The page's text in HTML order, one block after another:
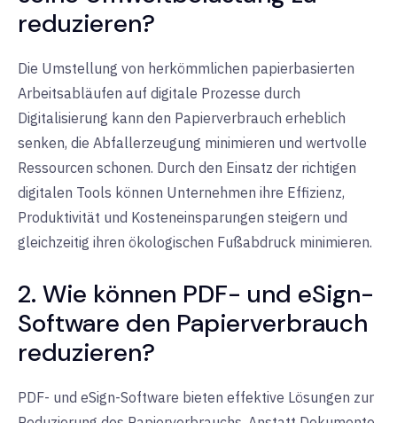
reduzieren?
Die Umstellung von herkömmlichen papierbasierten
Arbeitsabläufen auf digitale Prozesse durch
Digitalisierung kann den Papierverbrauch erheblich
senken, die Abfallerzeugung minimieren und wertvolle
Ressourcen schonen. Durch den Einsatz der richtigen
digitalen Tools können Unternehmen ihre Effizienz,
Produktivität und Kosteneinsparungen steigern und
gleichzeitig ihren ökologischen Fußabdruck minimieren.
2. Wie können PDF- und eSign-
Software den Papierverbrauch
reduzieren?
PDF- und eSign-Software bieten effektive Lösungen zur